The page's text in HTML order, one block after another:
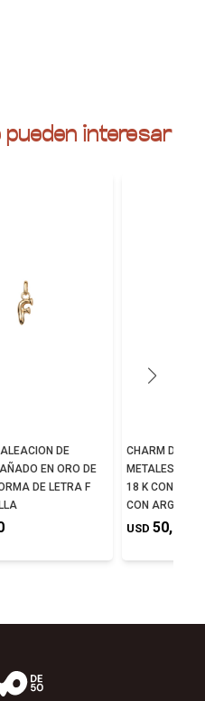
interesar
DE
EN ORO DE
DE LETRA F
CHARM DE
METALES
18 K CON
CON ARGOLLA
USD 50,00